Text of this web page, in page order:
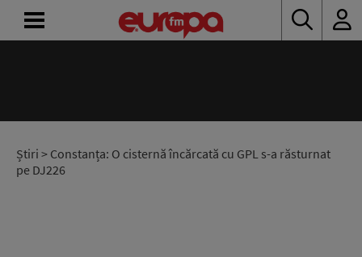
Știri > Constanța: O cisternă încărcată cu GPL s-a răsturnat
pe DJ226
RADIO